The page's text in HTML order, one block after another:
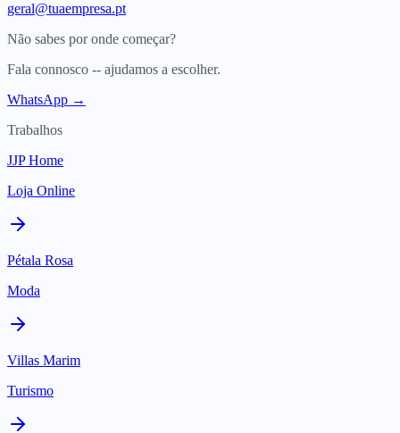
geral@tuaempresa.pt
Não sabes por onde começar?
Fala connosco -- ajudamos a escolher.
WhatsApp →
Trabalhos
JJP Home
Loja Online
Pétala Rosa
Moda
Villas Marim
Turismo